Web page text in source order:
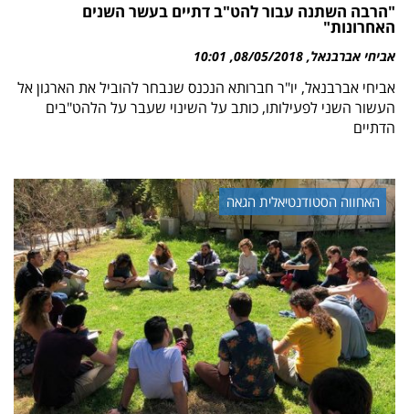
"הרבה השתנה עבור להט"ב דתיים בעשר השנים
האחרונות"
אביחי אברבנאל 08/05/2018
10:01
אביחי אברבנאל, יו"ר חברותא הנכנס שנבחר להוביל את הארגון אל
העשור השני לפעילותו, כותב על השינוי שעבר על הלהט"בים
הדתיים
האחווה הסטודנטיאלית הגאה